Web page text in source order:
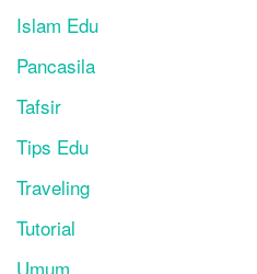
Islam Edu
Pancasila
Tafsir
Tips Edu
Traveling
Tutorial
Umum